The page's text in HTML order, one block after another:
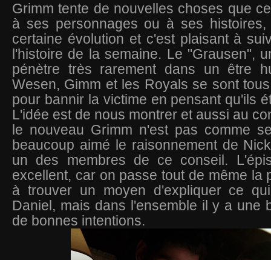
Grimm tente de nouvelles choses que
à ses personnages ou à ses
certaine évolution et c'est plaisant à
l'histoire de la semaine. Le "Grausen",
pénètre très rarement dans un être
Wesen, Gimm et les Royals se sont
pour bannir la victime en pensant qu'ils
L'idée est de nous montrer et aussi au
le nouveau Grimm n'est pas comme
beaucoup aimé le raisonnement de
un des membres de ce conseil.
excellent, car on passe tout de même la
à trouver un moyen d'expliquer ce
Daniel, mais dans l'ensemble il y a une
de bonnes intentions.